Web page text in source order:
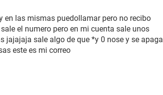
las mismas puedollamar pero no recibo
el numero pero en mi cuenta sale unos
jajajaja sale algo de que *y 0 nose y se apaga
este es mi correo